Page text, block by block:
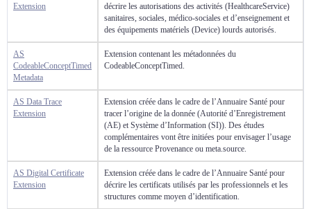
Extension
décrire les autorisations des activités (HealthcareService)
sanitaires, sociales, médico-sociales et d’enseignement et
des équipements matériels (Device) lourds autorisés.
AS
CodeableConceptTimed
Metadata
Extension contenant les métadonnées du
CodeableConceptTimed.
AS Data Trace
Extension
Extension créée dans le cadre de l’Annuaire Santé pour
tracer l’origine de la donnée (Autorité d’Enregistrement
(AE) et Système d’Information (SI)). Des études
complémentaires vont être initiées pour envisager l’usage
de la ressource Provenance ou meta.source.
AS Digital Certificate
Extension
Extension créée dans le cadre de l’Annuaire Santé pour
décrire les certificats utilisés par les professionnels et les
structures comme moyen d’identification.